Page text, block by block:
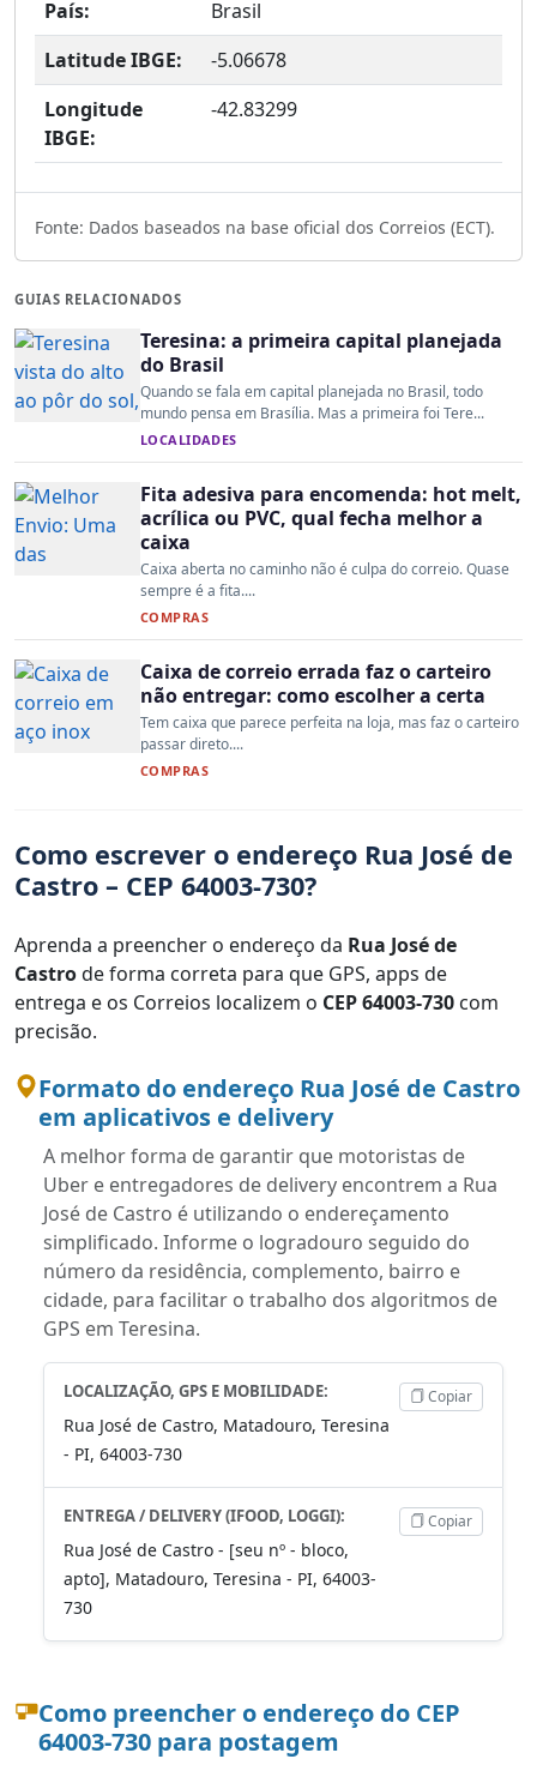
País:
Brasil
Latitude IBGE:
-5.06678
Longitude
IBGE:
-42.83299
Fonte: Dados baseados na base oficial dos Correios (ECT).
GUIAS RELACIONADOS
Teresina: a primeira capital planejada
do Brasil
Quando se fala em capital planejada no Brasil, todo
mundo pensa em Brasília. Mas a primeira foi Tere...
LOCALIDADES
Fita adesiva para encomenda: hot melt,
acrílica ou PVC, qual fecha melhor a
caixa
Caixa aberta no caminho não é culpa do correio. Quase
sempre é a fita....
COMPRAS
Caixa de correio errada faz o carteiro
não entregar: como escolher a certa
Tem caixa que parece perfeita na loja, mas faz o carteiro
passar direto....
COMPRAS
Como escrever o endereço Rua José de
Castro – CEP 64003-730?
Aprenda a preencher o endereço da Rua José de
Castrode forma correta para que GPS, apps de
entrega e os Correios localizem o CEP 64003-730 com
precisão.
Formato do endereço Rua José de Castro
em aplicativos e delivery
A melhor forma de garantir que motoristas de
Uber e entregadores de delivery encontrem a Rua
José de Castro é utilizando o endereçamento
simplificado. Informe o logradouro seguido do
número da residência, complemento, bairro e
cidade, para facilitar o trabalho dos algoritmos de
GPS em Teresina.
LOCALIZAÇÃO, GPS E MOBILIDADE:
Rua José de Castro, Matadouro, Teresina
- PI, 64003-730
Copiar
ENTREGA / DELIVERY (IFOOD, LOGGI):
Rua José de Castro - [seu nº - bloco,
apto], Matadouro, Teresina - PI, 64003-
730
Copiar
Como preencher o endereço do CEP
64003-730 para postagem